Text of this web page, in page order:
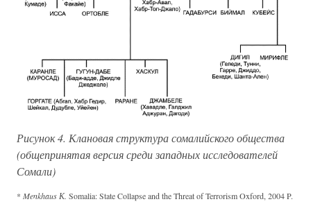
Рисунок 4. Клановая структура сомалийского общества
(общепринятая версия среди западных исследователей
Сомали)
* Menkhaus К. Somalia: State Collapse and the Threat of Terrorism Oxford, 2004 P.